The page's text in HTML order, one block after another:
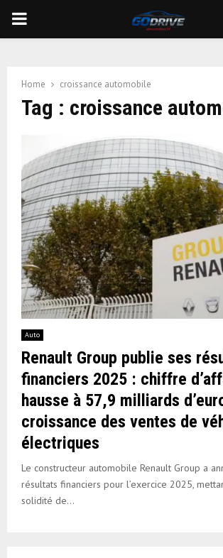
PRIMARY
Home croissance automobile
Tag : croissance
Auto
Renault Group publie ses
financiers 2025 : chiffre
hausse à 57,9 milliards
croissance des ventes de
électriques
Le constructeur automobile Renault Group a
résultats financiers pour l’exercice 2025,
solidité de...